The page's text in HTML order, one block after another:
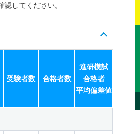
してください。
受験者数 合格者数
進研模試
合格者
平均偏差値